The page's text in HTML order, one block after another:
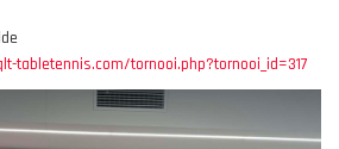
tabletennis.com/tornooi.php?tornooi_id=317